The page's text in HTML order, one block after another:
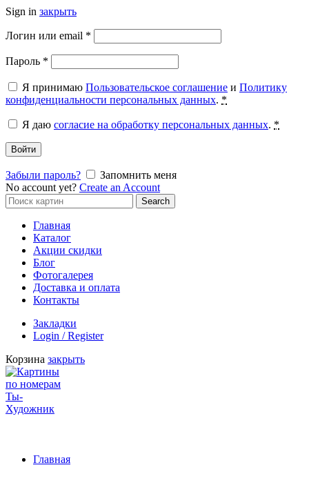
Sign in закрыть
Логин или email *
Пароль *
Я принимаю Пользовательское соглашение и Политику
конфиденциальности персональных данных. *
Я даю согласие на обработку персональных данных. *
Войти
Забыли пароль?
Запомнить меня
No account yet? Create an Account
Search
for:
Search
Главная
Каталог
Акции скидки
Блог
Фотогалерея
Доставка и оплата
Контакты
Закладки
Login / Register
Корзина закрыть
Главная